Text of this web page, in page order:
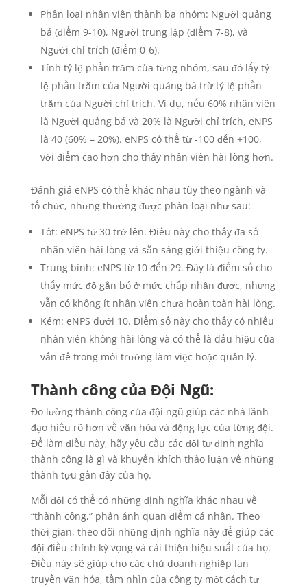
Phân loại nhân viên thành ba nhóm: Người quảng
bá (điểm 9-10), Người trung lập (điểm 7-8), và
Người chỉ trích (điểm 0-6).
Tính tỷ lệ phần trăm của từng nhóm, sau đó lấy tỷ
lệ phần trăm của Người quảng bá trừ tỷ lệ phần
trăm của Người chỉ trích. Ví dụ, nếu 60% nhân viên
là Người quảng bá và 20% là Người chỉ trích, eNPS
là 40 (60% – 20%). eNPS có thể từ -100 đến +100,
với điểm cao hơn cho thấy nhân viên hài lòng hơn.
Đánh giá eNPS có thể khác nhau tùy theo ngành và
tổ chức, nhưng thường được phân loại như sau:
Tốt: eNPS từ 30 trở lên. Điều này cho thấy đa số
nhân viên hài lòng và sẵn sàng giới thiệu công ty.
Trung bình: eNPS từ 10 đến 29. Đây là điểm số cho
thấy mức độ gắn bó ở mức chấp nhận được, nhưng
vẫn có không ít nhân viên chưa hoàn toàn hài lòng.
Kém: eNPS dưới 10. Điểm số này cho thấy có nhiều
nhân viên không hài lòng và có thể là dấu hiệu của
vấn đề trong môi trường làm việc hoặc quản lý.
Thành công của Đội Ngũ:
Đo lường thành công của đội ngũ giúp các nhà lãnh
đạo hiểu rõ hơn về văn hóa và động lực của từng đội.
Để làm điều này, hãy yêu cầu các đội tự định nghĩa
thành công là gì và khuyến khích thảo luận về những
thành tựu gần đây của họ.
Mỗi đội có thể có những định nghĩa khác nhau về
“thành công,” phản ánh quan điểm cá nhân. Theo
thời gian, theo dõi những định nghĩa này để giúp các
đội điều chỉnh kỳ vọng và cải thiện hiệu suất của họ.
Điều này sẽ giúp cho các chủ doanh nghiệp lan
truyền văn hóa, tầm nhìn của công ty một cách tự